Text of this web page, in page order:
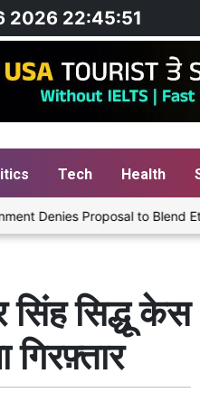
2026 22:45:52
Tech Health
Proposal to Blend
सिंह सिद्धू केस